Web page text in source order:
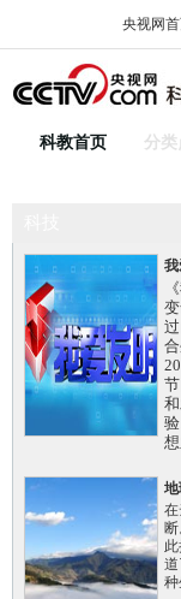
央视网
科教首页 分
我
地